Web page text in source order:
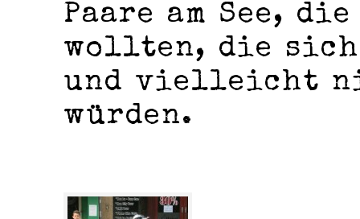
Paare am See,
wollten, die sich
und vielleicht
würden.